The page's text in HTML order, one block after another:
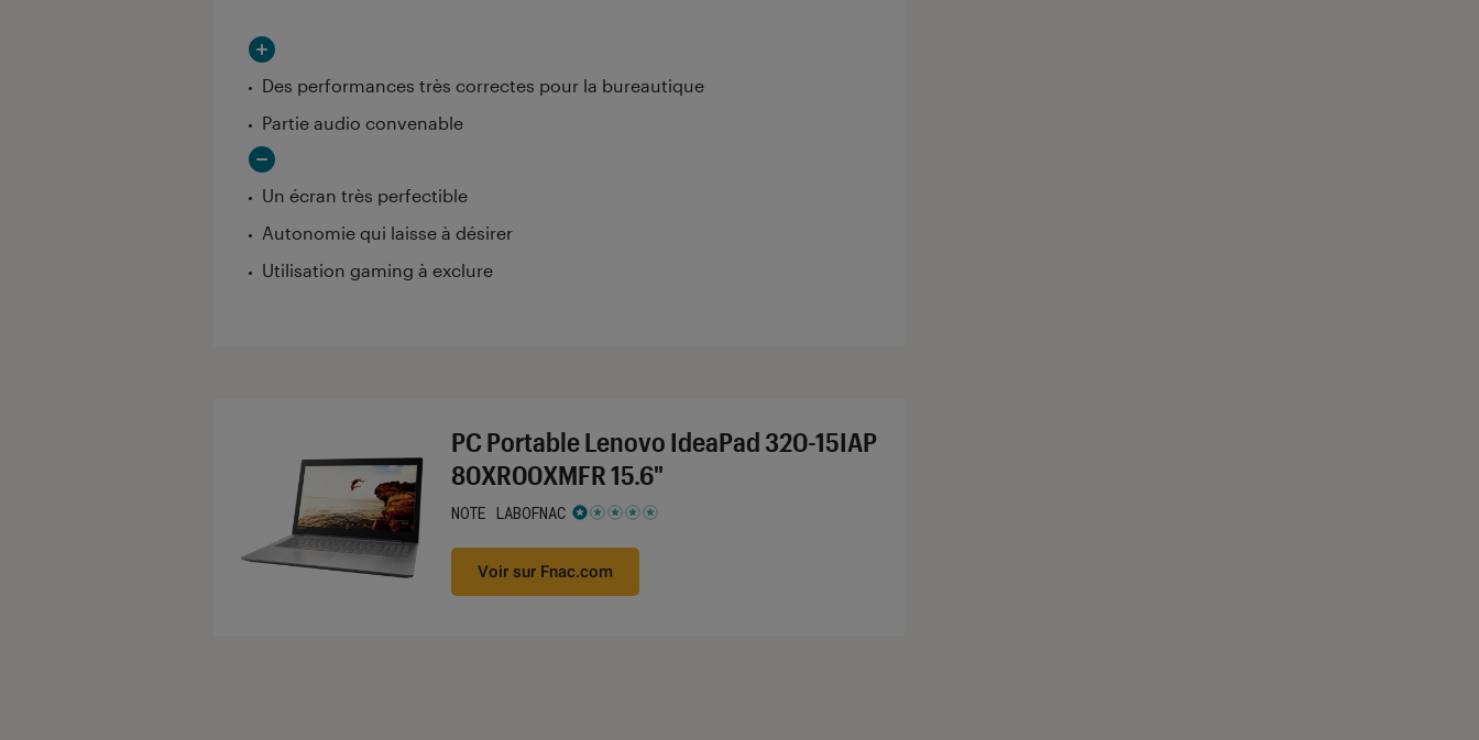
Des performances très correctes pour la bureautique
Partie audio convenable
Un écran très perfectible
Autonomie qui laisse à désirer
Utilisation gaming à exclure
PC Portable Lenovo IdeaPad 320-15IAP
80XR00XMFR 15.6"
NOTE LABOFNAC
Noté 1 étoiles sur 5
Voir sur Fnac.com